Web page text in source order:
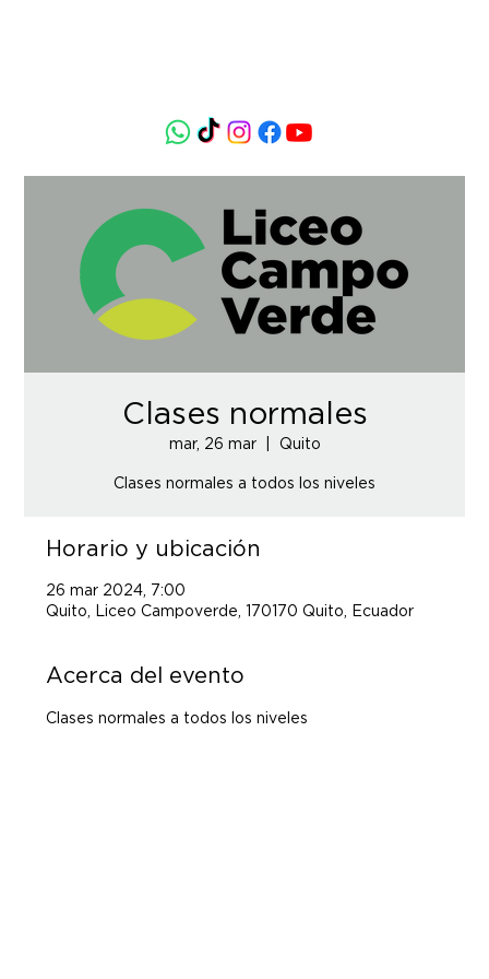
Clases normales
mar, 26 mar
  |
Quito
Clases normales a todos los niveles
Horario y ubicación
26 mar 2024, 7:00
Quito, Liceo Campoverde, 170170 Quito, Ecuador
Acerca del evento
Clases normales a todos los niveles